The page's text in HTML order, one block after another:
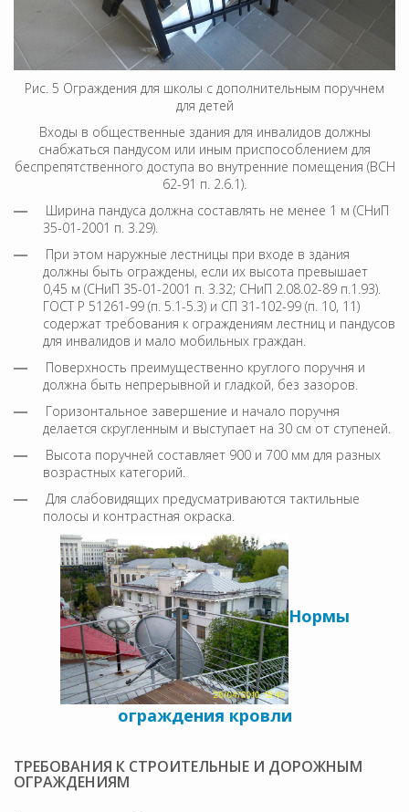
Рис. 5 Ограждения для школы с дополнительным поручнем
для детей
Входы в общественные здания для инвалидов должны
снабжаться пандусом или иным приспособлением для
беспрепятственного доступа во внутренние помещения (ВСН
62-91 п. 2.6.1).
Ширина пандуса должна составлять не менее 1 м (СНиП
35-01-2001 п. 3.29).
При этом наружные лестницы при входе в здания
должны быть ограждены, если их высота превышает
0,45 м (СНиП 35-01-2001 п. 3.32; СНиП 2.08.02-89 п.1.93).
ГОСТ Р 51261-99 (п. 5.1-5.3) и СП 31-102-99 (п. 10, 11)
содержат требования к ограждениям лестниц и пандусов
для инвалидов и мало мобильных граждан.
Поверхность преимущественно круглого поручня и
должна быть непрерывной и гладкой, без зазоров.
Горизонтальное завершение и начало поручня
делается скругленным и выступает на 30 см от ступеней.
Высота поручней составляет 900 и 700 мм для разных
возрастных категорий.
Для слабовидящих предусматриваются тактильные
полосы и контрастная окраска.
Нормы
ограждения кровли
ТРЕБОВАНИЯ К СТРОИТЕЛЬНЫЕ И ДОРОЖНЫМ
ОГРАЖДЕНИЯМ